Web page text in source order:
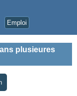
Emploi
plusieures